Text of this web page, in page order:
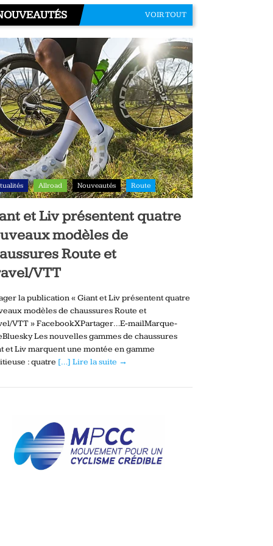
VOIR TOUT
Allroad Nouveautés Route
et Liv présentent quatre
modèles de
Route et
VTT
la publication « Giant et Liv présentent quatre
modèles de chaussures Route et
VTT » FacebookXPartager…E-mailMarque-
Les nouvelles gammes de chaussures
et Liv marquent une montée en gamme
: quatre […] Lire la suite →